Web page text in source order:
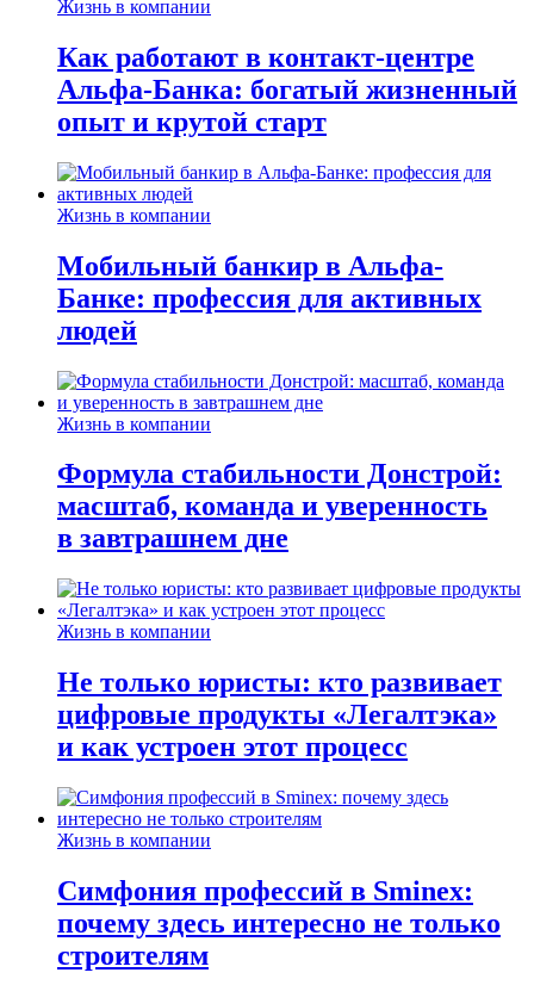
Жизнь в компании
Как работают в контакт-центре
Альфа-Банка: богатый жизненный
опыт и крутой старт
Жизнь в компании
Мобильный банкир в Альфа-
Банке: профессия для активных
людей
Жизнь в компании
Формула стабильности Донстрой:
масштаб, команда и уверенность
в завтрашнем дне
Жизнь в компании
Не только юристы: кто развивает
цифровые продукты «Легалтэка»
и как устроен этот процесс
Жизнь в компании
Симфония профессий в Sminex:
почему здесь интересно не только
строителям